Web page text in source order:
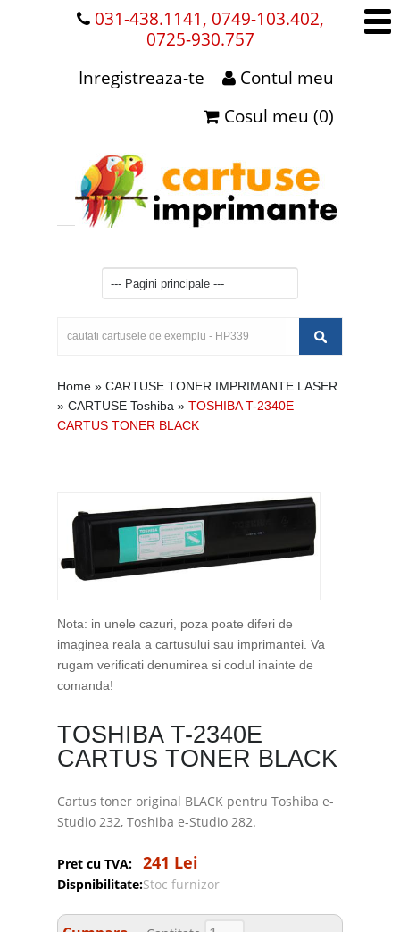
031-438.1141, 0749-103.402,
0725-930.757
Contul meu
Inregistreaza-te
Cosul meu (0)
Home » CARTUSE TONER IMPRIMANTE LASER
» CARTUSE Toshiba » TOSHIBA T-2340E
CARTUS TONER BLACK
Nota: in unele cazuri, poza poate diferi de
imaginea reala a cartusului sau imprimantei. Va
rugam verificati denumirea si codul inainte de
comanda!
TOSHIBA T-2340E
CARTUS TONER BLACK
Cartus toner original BLACK pentru Toshiba e-
Studio 232, Toshiba e-Studio 282.
Pret cu TVA: 241 Lei
Dispnibilitate:Stoc furnizor